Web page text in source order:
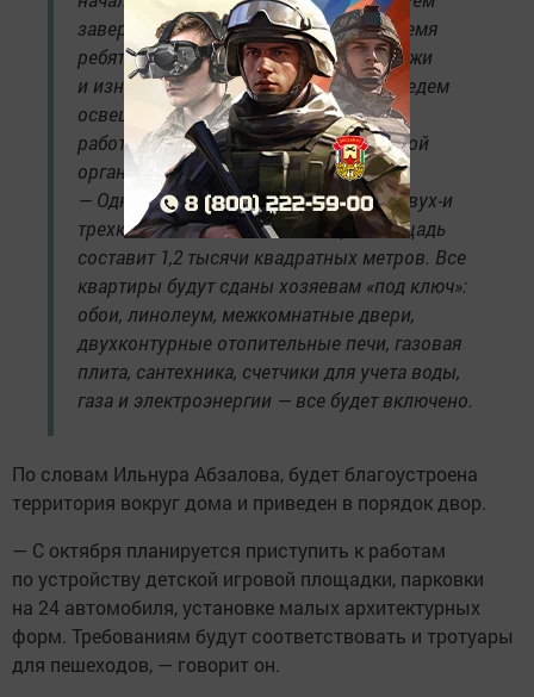
завершить в декабре. В настоящее время
ребята заняты кладкой кирпича снаружи
и изнутри. На днях параллельно проведем
освещение, водопровод, штукатурные
работы, — говорит прораб строительной
организации Ильнур Абзалов.
— Однокомнатных квартир будет 16, двух-и
трехкомнатных — по 4. Их общая площадь
составит 1,2 тысячи квадратных метров. Все
квартиры будут сданы хозяевам «под ключ»:
обои, линолеум, межкомнатные двери,
двухконтурные отопительные печи, газовая
плита, сантехника, счетчики для учета воды,
газа и электроэнергии — все будет включено.
По словам Ильнура Абзалова, будет благоустроена
территория вокруг дома и приведен в порядок двор.
— С октября планируется приступить к работам
по устройству детской игровой площадки, парковки
на 24 автомобиля, установке малых архитектурных
форм. Требованиям будут соответствовать и тротуары
для пешеходов, — говорит он.